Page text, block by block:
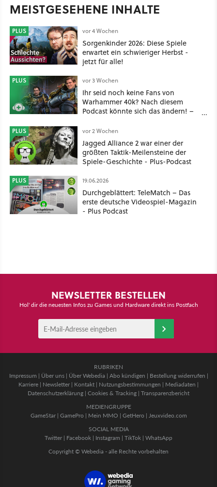
MEISTGESEHENE INHALTE
PLUS vor 4 Wochen
Sorgenkinder 2026: Diese Spiele
erwartet ein schwieriger Herbst -
jetzt für alle!
PLUS vor 3 Wochen
Ihr seid noch keine Fans von
Warhammer 40k? Nach diesem
Podcast könnte sich das ändern! –
PLUS vor 2 Wochen
Jagged Alliance 2 war einer der
größten Taktik-Meilensteine der
Spiele-Geschichte - Plus-Podcast
PLUS 19.06.2026
Durchgeblättert: TeleMatch – Das
erste deutsche Videospiel-Magazin
- Plus Podcast
NEWSLETTER BESTELLEN
Hol' dir die neuesten Infos zu Games und Hardware direkt ins Postfach
RUBRIKEN
Impressum | Über uns| Über Webedia | Abo kündigen | Bestellung widerrufen |
Karriere | Newsletter | Kontakt | Nutzungsbestimmungen | Mediadaten |
Datenschutzerklärung | Cookies & Tracking | Transparenzbericht
MEDIENGRUPPE
GameStar| GamePro | Mein MMO | GetHero | Jeuxvideo.com
SOCIAL MEDIA
Twitter | Facebook | Instagram | TikTok | WhatsApp
Copyright © Webedia - alle Rechte vorbehalten